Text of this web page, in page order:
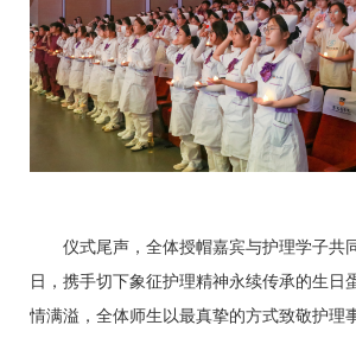
仪式尾声，全体授帽嘉宾与护理学子共
日，携手切下象征护理精神永续传承的生日
情满溢，全体师生以最真挚的方式致敬护理